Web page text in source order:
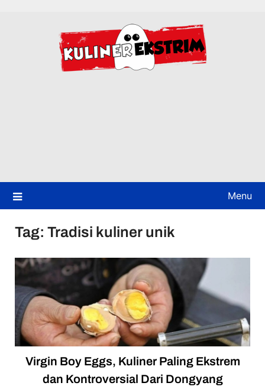
Menu
Tag: Tradisi kuliner unik
Virgin Boy Eggs, Kuliner Paling Ekstrem
dan Kontroversial Dari Dongyang